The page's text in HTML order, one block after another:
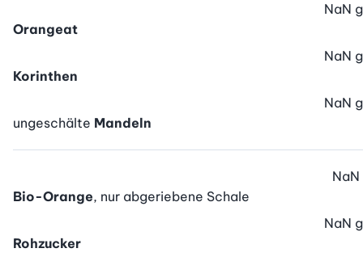
Orangeat
NaN g
Korinthen
NaN g
ungeschälte Mandeln
NaN g
Bio-Orange, nur abgeriebene Schale
NaN
Rohzucker
NaN g